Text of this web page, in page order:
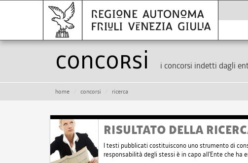
Concorsi i concorsi indetti dagli
home concorsi ricerca
RISULTATO DELLA
I testi pubblicati costituiscono uno strumento di
responsabilità degli stessi è in capo all'Ente che ha